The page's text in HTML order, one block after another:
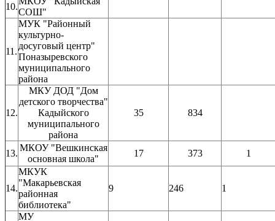
10.
СОШ"
11.
МУК "Районный
культурно-
досуговый центр"
Поназыревского
муниципального
района
12.
МКУ ДОД "Дом
детского творчества"
Кадыйского
муниципального
района
35 834
13.
МКОУ "Вешкинская
основная школа"
17 373 1
14.
МКУК
"Макарьевская
районная
библиотека"
9 246 1
МУ